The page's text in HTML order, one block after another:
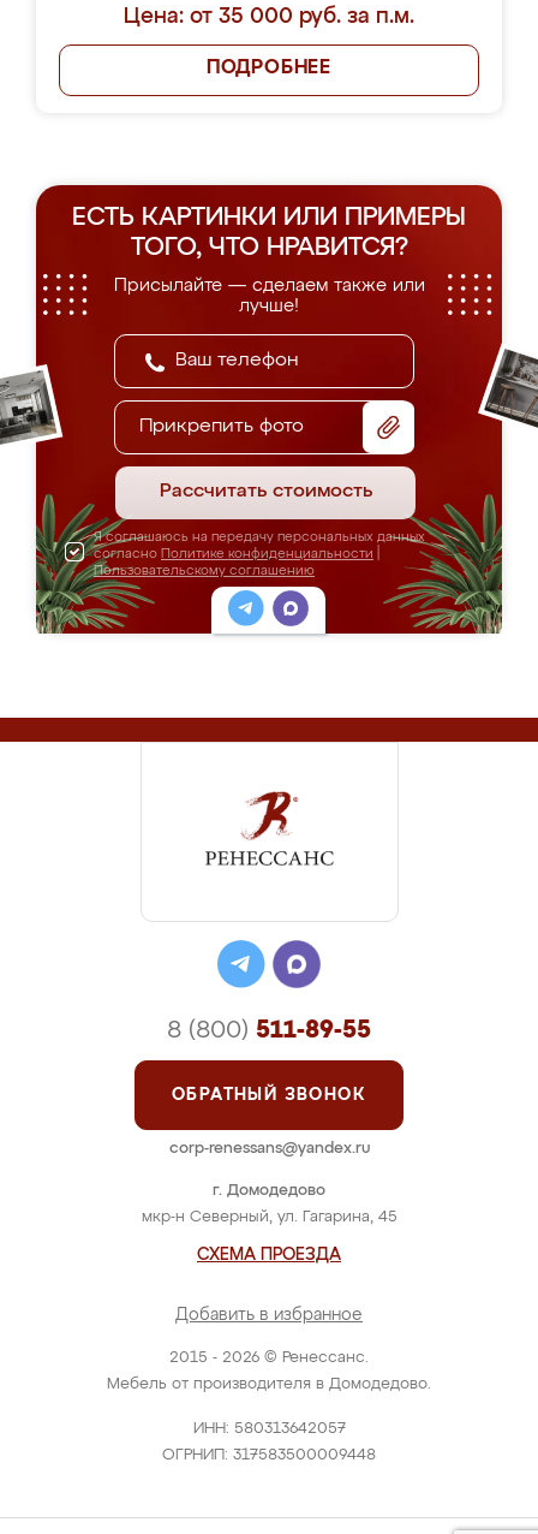
Цена: от 35 000 руб. за п.м.
ПОДРОБНЕЕ
ЕСТЬ КАРТИНКИ ИЛИ ПРИМЕРЫ
ТОГО, ЧТО НРАВИТСЯ?
Присылайте — сделаем также или
лучше!
Прикрепить фото
Рассчитать стоимость
Я соглашаюсь на передачу персональных данных
согласно Политике конфиденциальности
Пользовательскому соглашению
2015 - 2026 © Ренессанс.
Мебель от производителя в Домодедово.
ИНН: 580313642057
ОГРНИП: 317583500009448
г. Домодедово
мкр-н Северный, ул. Гагарина, 45
СХЕМА ПРОЕЗДА
Добавить в избранное
8 (800) 511-89-55
ОБРАТНЫЙ ЗВОНОК
corp-renessans@yandex.ru